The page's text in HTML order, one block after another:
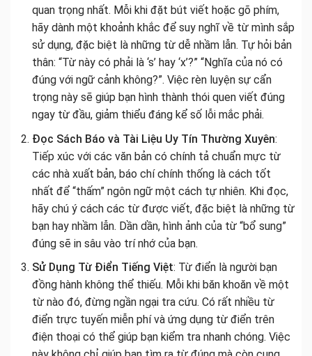
quan trọng nhất. Mỗi khi đặt bút viết hoặc gõ phím,
hãy dành một khoảnh khắc để suy nghĩ về từ mình sắp
sử dụng, đặc biệt là những từ dễ nhầm lẫn. Tự hỏi bản
thân: “Từ này có phải là ‘s’ hay ‘x’?” “Nghĩa của nó có
đúng với ngữ cảnh không?”. Việc rèn luyện sự cẩn
trọng này sẽ giúp bạn hình thành thói quen viết đúng
ngay từ đầu, giảm thiểu đáng kể số lỗi mắc phải.
Đọc Sách Báo và Tài Liệu Uy Tín Thường Xuyên:
Tiếp xúc với các văn bản có chính tả chuẩn mực từ
các nhà xuất bản, báo chí chính thống là cách tốt
nhất để “thấm” ngôn ngữ một cách tự nhiên. Khi đọc,
hãy chú ý cách các từ được viết, đặc biệt là những từ
bạn hay nhầm lẫn. Dần dần, hình ảnh của từ “bổ sung”
đúng sẽ in sâu vào trí nhớ của bạn.
Sử Dụng Từ Điển Tiếng Việt: Từ điển là người bạn
đồng hành không thể thiếu. Mỗi khi băn khoăn về một
từ nào đó, đừng ngần ngại tra cứu. Có rất nhiều từ
điển trực tuyến miễn phí và ứng dụng từ điển trên
điện thoại có thể giúp bạn kiểm tra nhanh chóng. Việc